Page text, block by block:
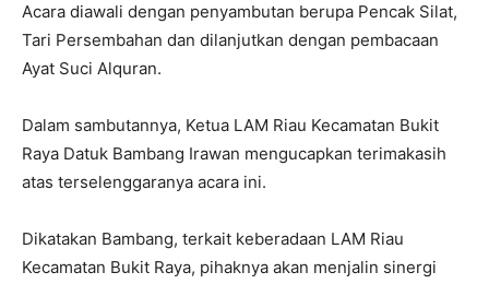
Acara diawali dengan penyambutan berupa Pencak Silat,
Tari Persembahan dan dilanjutkan dengan pembacaan
Ayat Suci Alquran.
Dalam sambutannya, Ketua LAM Riau Kecamatan Bukit
Raya Datuk Bambang Irawan mengucapkan terimakasih
atas terselenggaranya acara ini.
Dikatakan Bambang, terkait keberadaan LAM Riau
Kecamatan Bukit Raya, pihaknya akan menjalin sinergi